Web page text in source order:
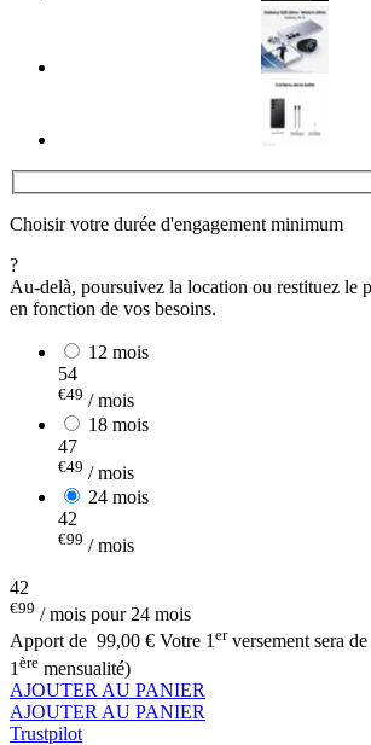
Choisir votre durée d'engagement minimum
?
Au-delà, poursuivez la location ou restituez le
en fonction de vos besoins.
12 mois
54
€49 / mois
18 mois
47
€49 / mois
24 mois
42
€99 / mois
42
€99 / mois pour 24 mois
Apport de 99,00 € Votre 1 erversement sera
1 ère mensualité)
AJOUTER AU PANIER
AJOUTER AU PANIER
Trustpilot